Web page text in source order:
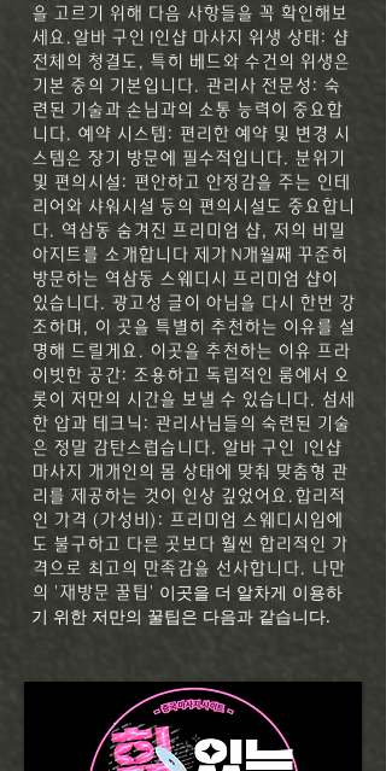
을 고르기 위해 다음 사항들을 꼭 확인해보
세요.알바 구인 1인샵 마사지 위생 상태: 샵
전체의 청결도, 특히 베드와 수건의 위생은
기본 중의 기본입니다. 관리사 전문성: 숙
련된 기술과 손님과의 소통 능력이 중요합
니다. 예약 시스템: 편리한 예약 및 변경 시
스템은 장기 방문에 필수적입니다. 분위기
및 편의시설: 편안하고 안정감을 주는 인테
리어와 샤워시설 등의 편의시설도 중요합니
다. 역삼동 숨겨진 프리미엄 샵, 저의 비밀
아지트를 소개합니다 제가 N개월째 꾸준히
방문하는 역삼동 스웨디시 프리미엄 샵이
있습니다. 광고성 글이 아님을 다시 한번 강
조하며, 이 곳을 특별히 추천하는 이유를 설
명해 드릴게요. 이곳을 추천하는 이유 프라
이빗한 공간: 조용하고 독립적인 룸에서 오
롯이 저만의 시간을 보낼 수 있습니다. 섬세
한 압과 테크닉: 관리사님들의 숙련된 기술
은 정말 감탄스럽습니다. 알바 구인 1인샵
마사지 개개인의 몸 상태에 맞춰 맞춤형 관
리를 제공하는 것이 인상 깊었어요.합리적
인 가격 (가성비): 프리미엄 스웨디시임에
도 불구하고 다른 곳보다 훨씬 합리적인 가
격으로 최고의 만족감을 선사합니다. 나만
의 '재방문 꿀팁' 이곳을 더 알차게 이용하
기 위한 저만의 꿀팁은 다음과 같습니다.